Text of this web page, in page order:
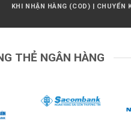
KHI NHẬN HÀNG (COD) | CHUYỂN
THẺ NGÂN HÀNG